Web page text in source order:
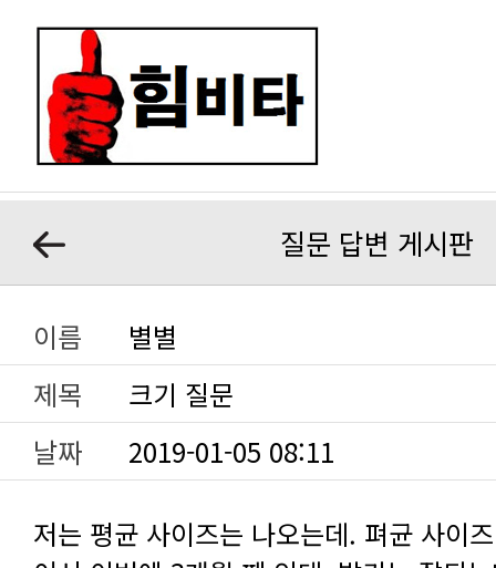
질문 답변 게시판
이름
별별
제목
크기 질문
날짜
2019-01-05 08:11